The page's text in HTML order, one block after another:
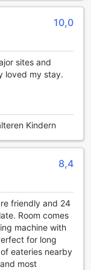
by
Apartments in
von
so angenehm
Parkplatz,
Freiheit, Ihr
die Stadt
Nutzung des
im Vergleich zu
sind.
Taxi-Service
schnell und
Egal, ob
einem
sorgen
Sie die
entdecken,
10,0
sites and
loved my stay.
Kindern
8,4
friendly and 24
Room comes
machine with
for long
eateries nearby
most